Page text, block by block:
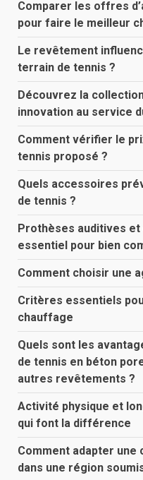
Comparer les offres
pour faire le meilleur
Le revêtement
terrain de tennis ?
Découvrez la
innovation au service
Comment vérifier le
tennis proposé ?
Quels accessoires
de tennis ?
Prothèses auditives
essentiel pour bien
Comment choisir une
Critères essentiels
chauffage
Quels sont les
de tennis en béton
autres revêtements ?
Activité physique et
qui font la différence
Comment adapter
dans une région